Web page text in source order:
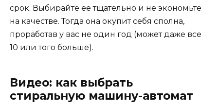
срок. Выбирайте ее тщательно и не экономьте
на качестве. Тогда она окупит себя сполна,
проработав у вас не один год (может даже все
10 или того больше).
Видео: как выбрать
стиральную машину-автомат